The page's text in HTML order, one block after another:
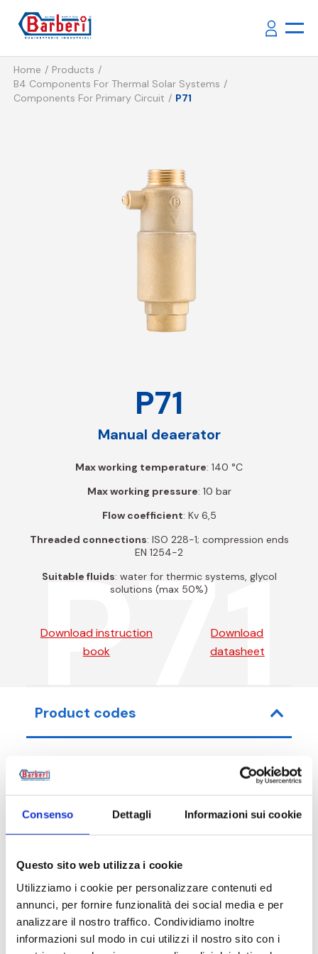
Consenso Dettagli Informazioni sui cookie
Questo sito web utilizza i cookie
Utilizziamo i cookie per personalizzare contenuti ed
annunci, per fornire funzionalità dei social media e per
analizzare il nostro traffico. Condividiamo inoltre
informazioni sul modo in cui utilizzi il nostro sito con i
Home
Products
B4 Components For Thermal Solar Systems
Components For Primary Circuit
P71
P71
P71
Manual deaerator
Max working temperature: 140 °C
Max working pressure: 10 bar
Flow coefficient: Kv 6,5
Threaded connections: ISO 228-1; compression ends
EN 1254-2
Suitable fluids: water for thermic systems, glycol
solutions (max 50%)
Download instruction
book
Download
datasheet
Product codes
P71020000M
P71022000 G 1 M - 22 mm